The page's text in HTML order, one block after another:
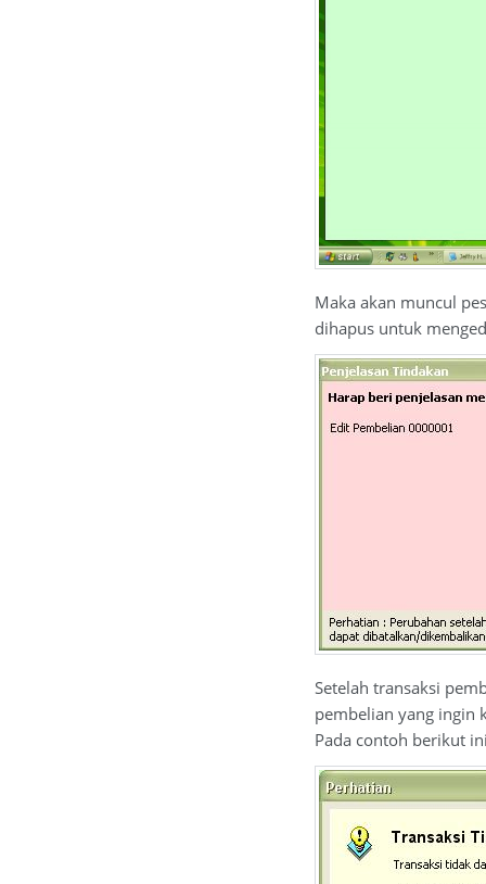
Maka akan muncul
dihapus untuk
Setelah transaksi
pembelian yang ingin
Pada contoh berikut